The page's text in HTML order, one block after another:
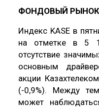
ФОНДОВЫЙ РЫНОК
Индекс KASE в
на отметке в 5
отсутствие
основным
акции
(-0,9%). Между
может